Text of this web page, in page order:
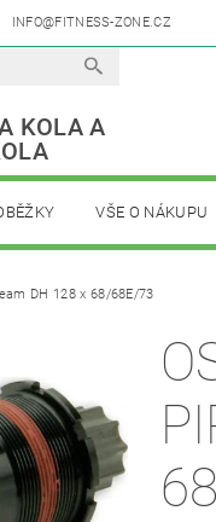
INFO@FITNESS-ZONE.CZ
KOLA A
VŠE O NÁKUPU
DH 128 x 68/68E/73